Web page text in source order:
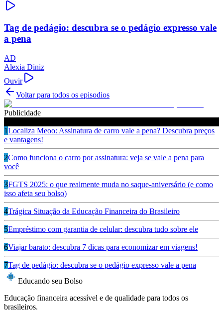
Tag de pedágio: descubra se o pedágio expresso vale
a pena
AD
Alexia Diniz
Ouvir
Voltar para todos os episodios
Publicidade
1Localiza Meoo: Assinatura de carro vale a pena? Descubra preços
e vantagens!
2Como funciona o carro por assinatura: veja se vale a pena para
você
3FGTS 2025: o que realmente muda no saque-aniversário (e como
isso afeta seu bolso)
4Trágica Situação da Educação Financeira do Brasileiro
5Empréstimo com garantia de celular: descubra tudo sobre ele
6Viajar barato: descubra 7 dicas para economizar em viagens!
7Tag de pedágio: descubra se o pedágio expresso vale a pena
Educando seu Bolso
Educação financeira acessível e de qualidade para todos os
brasileiros.